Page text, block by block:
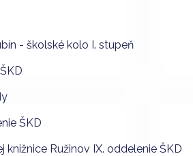
- školské kolo I. stupeň
ŠKD
knižnice Ružinov IX. oddelenie ŠKD